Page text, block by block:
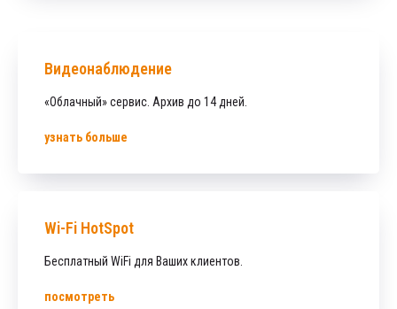
Видеонаблюдение
«Облачный» сервис. Архив до 14 дней.
узнать больше
Wi-Fi HotSpot
Бесплатный WiFi для Ваших клиентов.
посмотреть